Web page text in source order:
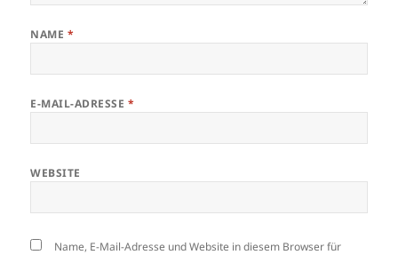
NAME *
E-MAIL-ADRESSE *
WEBSITE
Name, E-Mail-Adresse und Website in diesem Browser für